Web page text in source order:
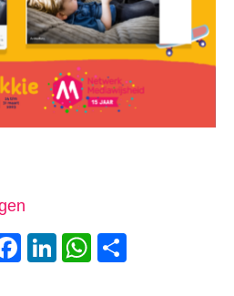
Facebook
LinkedIn
WhatsApp